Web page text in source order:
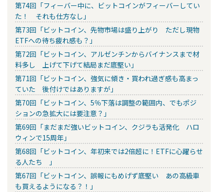
第74回「フィーバー中に、ビットコインがフィーバーしてい
た！ それも仕方なし」
第73回「ビットコイン、先物市場は盛り上がり ただし現物
ETFへの待ち疲れ感も？」
第72回「ビットコイン、アルゼンチンからバイナンスまで材
料多し 上げて下げて結局まだ底堅い」
第71回「ビットコイン、強気に傾き・買われ過ぎ感も高まっ
ていた 後付けではありますが」
第70回「ビットコイン、5％下落は調整の範囲内、でもポジ
ションの急拡大には要注意？」
第69回「まだまだ強いビットコイン、クジラも活発化 ハロ
ウィンで15周年」
第68回「ビットコイン、年初来では2倍超に！ETFに心躍らせ
る人たち 」
第67回「ビットコイン、誤報にもめげず底堅い あの高級車
も買えるようになる？！」